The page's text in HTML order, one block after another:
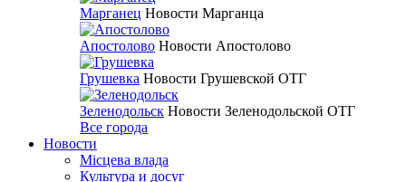
Марганец Новости Марганца
Апостолово Новости Апостолово
Грушевка Новости Грушевской ОТГ
Зеленодольск Новости Зеленодольской ОТГ
Все города
Новости
Місцева влада
Культура и досуг